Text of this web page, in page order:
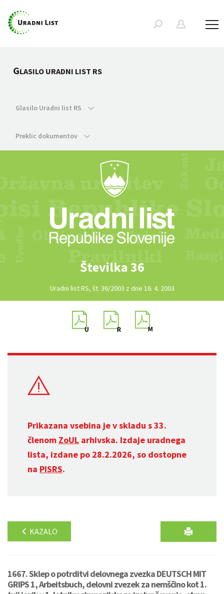
GLASILO URADNI LIST RS
Glasilo Uradni list RS
Preklic dokumentov
Številka 36
Uradni list RS, št. 36/2003 z dne 16. 4. 2003
Prikazana vsebina je v skladu s 33.
členom ZoUL arhivska. Izdaje uradnega
lista, izdane po 28.2.2026, so dostopne
na PISRS.
KAZALO
1667. Sklep o potrditvi delovnega zvezka DEUTSCH MIT
GRIPS 1, Arbeitsbuch, delovni zvezek za nemščino kot 1.